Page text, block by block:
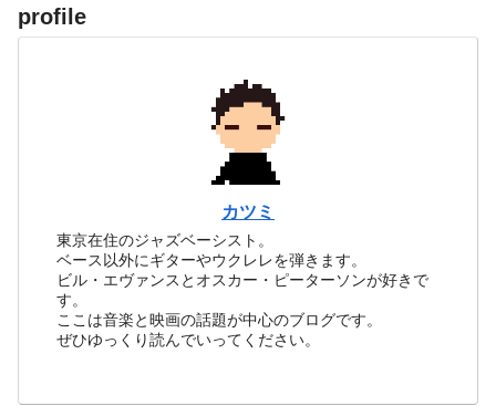
profile
カツミ
東京在住のジャズベーシスト。
ベース以外にギターやウクレレを弾きます。
ビル・エヴァンスとオスカー・ピーターソンが好きで
す。
ここは音楽と映画の話題が中心のブログです。
ぜひゆっくり読んでいってください。